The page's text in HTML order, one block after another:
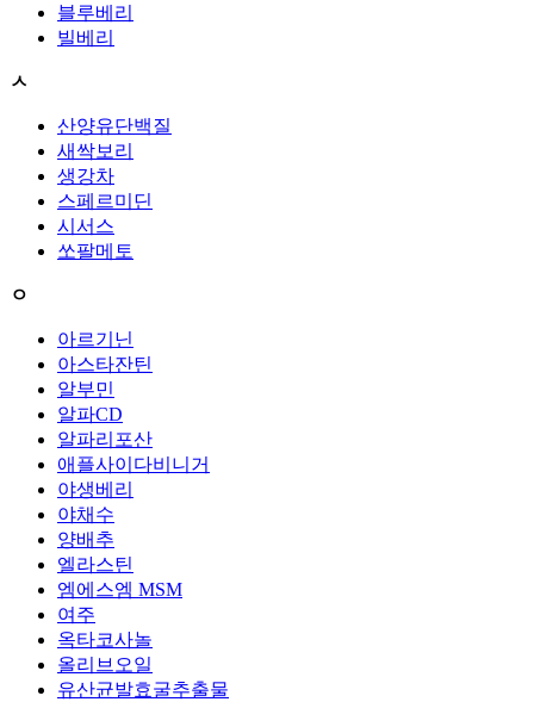
블루베리
빌베리
ㅅ
산양유단백질
새싹보리
생강차
스페르미딘
시서스
쏘팔메토
ㅇ
아르기닌
아스타잔틴
알부민
알파CD
알파리포산
애플사이다비니거
야생베리
야채수
양배추
엘라스틴
엠에스엠 MSM
여주
옥타코사놀
올리브오일
유산균발효굴추출물